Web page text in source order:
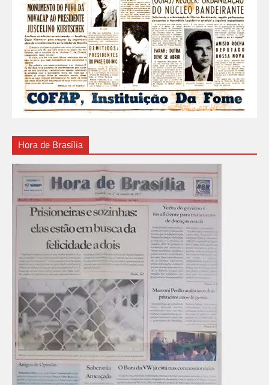
Hora de Brasília